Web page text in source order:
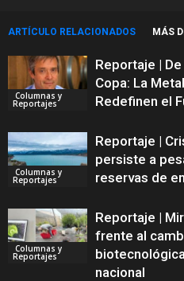
ARTÍCULO RELACIONADOS MÁS
Columnas y
Reportajes
Reportaje |
Copa: La
Redefinen el
Columnas y
Reportajes
Reportaje |
persiste a
reservas de
Columnas y
Reportajes
Reportaje |
frente al
nacional